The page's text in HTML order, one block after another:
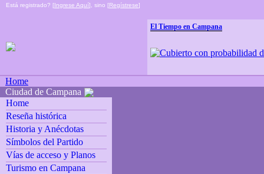
Está registrado? [Ingrese Aquí], sino [Regístrese]
El Tiempo en Campana
Home
Ciudad de Campana
Home
Reseña histórica
Historia y Anécdotas
Símbolos del Partido
Vías de acceso y Planos
Turismo en Campana